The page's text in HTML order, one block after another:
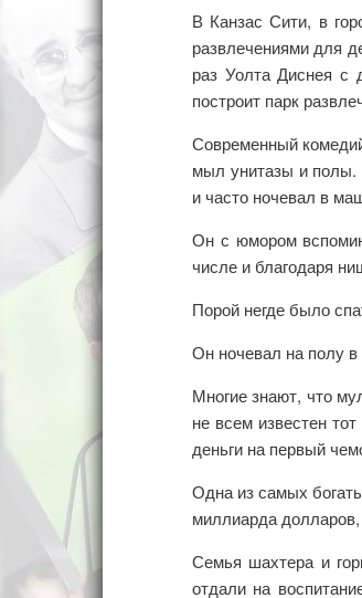
В Канзас Сити, в
развлечениями для
раз Уолта Диснея с
построит парк
Современный
мыл унитазы и полы.
и часто ночевал в
Он с юмором
числе и благодаря
Порой негде было
Он ночевал на полу
Многие знают, что
не всем известен
деньги на первый
Одна из самых
миллиарда
Семья шахтера и
отдали на